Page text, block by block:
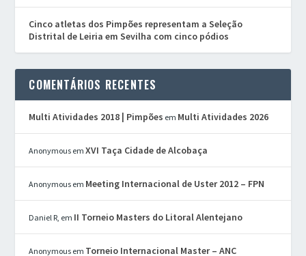
Cinco atletas dos Pimpões representam a Seleção
Distrital de Leiria em Sevilha com cinco pódios
COMENTÁRIOS RECENTES
Multi Atividades 2018 | Pimpões em Multi Atividades 2026
Anonymous emXVI Taça Cidade de Alcobaça
Anonymous em Meeting Internacional de Uster 2012 – FPN
Daniel R, em II Torneio Masters do Litoral Alentejano
Anonymous em Torneio Internacional Master – ANC